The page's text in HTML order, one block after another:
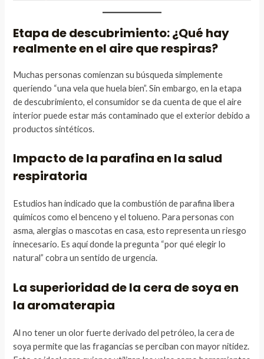
Etapa de descubrimiento: ¿Qué hay
realmente en el aire que respiras?
Muchas personas comienzan su búsqueda simplemente
queriendo “una vela que huela bien”. Sin embargo, en la etapa
de descubrimiento, el consumidor se da cuenta de que el aire
interior puede estar más contaminado que el exterior debido a
productos sintéticos.
Impacto de la parafina en la salud
respiratoria
Estudios han indicado que la combustión de parafina libera
químicos como el benceno y el tolueno. Para personas con
asma, alergias o mascotas en casa, esto representa un riesgo
innecesario. Es aquí donde la pregunta “por qué elegir lo
natural” cobra un sentido de urgencia.
La superioridad de la cera de soya en
la aromaterapia
Al no tener un olor fuerte derivado del petróleo, la cera de
soya permite que las fragancias se perciban con mayor nitidez.